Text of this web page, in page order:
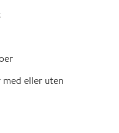
eller uten